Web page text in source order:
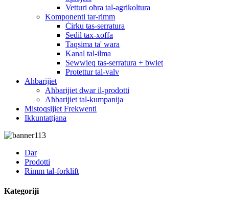
Vetturi oħra tal-agrikoltura
Komponenti tar-rimm
Ċirku tas-serratura
Sedil tax-xoffa
Taqsima ta' wara
Kanal tal-ilma
Sewwieq tas-serratura + bwiet
Protettur tal-valv
Aħbarijiet
Aħbarijiet dwar il-prodotti
Aħbarijiet tal-kumpanija
Mistoqsijiet Frekwenti
Ikkuntattjana
Dar
Prodotti
Rimm tal-forklift
Kategoriji